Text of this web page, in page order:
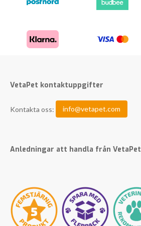
VetaPet kontaktuppgifter
Kontakta oss: info@vetapet.com
Anledningar att handla från VetaPet